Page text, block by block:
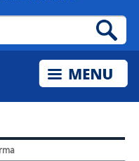
Legislação